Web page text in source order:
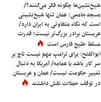
شیخ‌نشین‌ها چگونه فکر می‌کنند؟/
مسجدجامعی: عمان تنها شیخ‌نشینی
است که نگاه متفاوتی به ایران دارد/
عربستان برادر بزرگ‌تر نیست؛ قدرت
مسلط خلیج فارس است
ابوالفتح: برای ترامپ مهم نیست تاج بر
سر کار باشد یا عمامه/ آمریکا به دنبال
تغییر حکومت نیست/ عمان و عربستان
در توقف حملات نقش داشتند